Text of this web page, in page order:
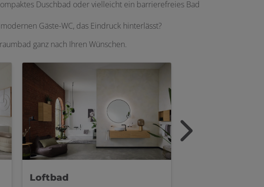
Duschbad oder vielleicht ein barrierefreies Bad
Gäste-WC, das Eindruck hinterlässt?
ganz nach Ihren Wünschen.
Loftbad